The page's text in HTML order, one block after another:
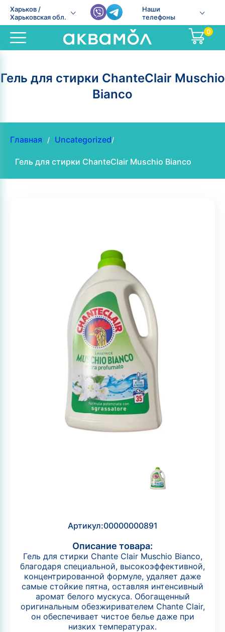
Харьков /
Харьковская обл.
Наши
телефоны
0
Гель для стирки ChanteClair Muschio
Bianco
Главная / Uncategorized/
Гель для стирки ChanteClair Muschio Bianco
Артикул:00000000891
Описание товара:
Гель для стирки Chante Clair Muschio Bianco,
благодаря специальной, высокоэффективной,
концентрированной формуле, удаляет даже
самые стойкие пятна, оставляя интенсивный
аромат белого мускуса. Обогащенный
оригинальным обезжиривателем Chante Clair,
он обеспечивает чистое белье даже при
низких температурах.